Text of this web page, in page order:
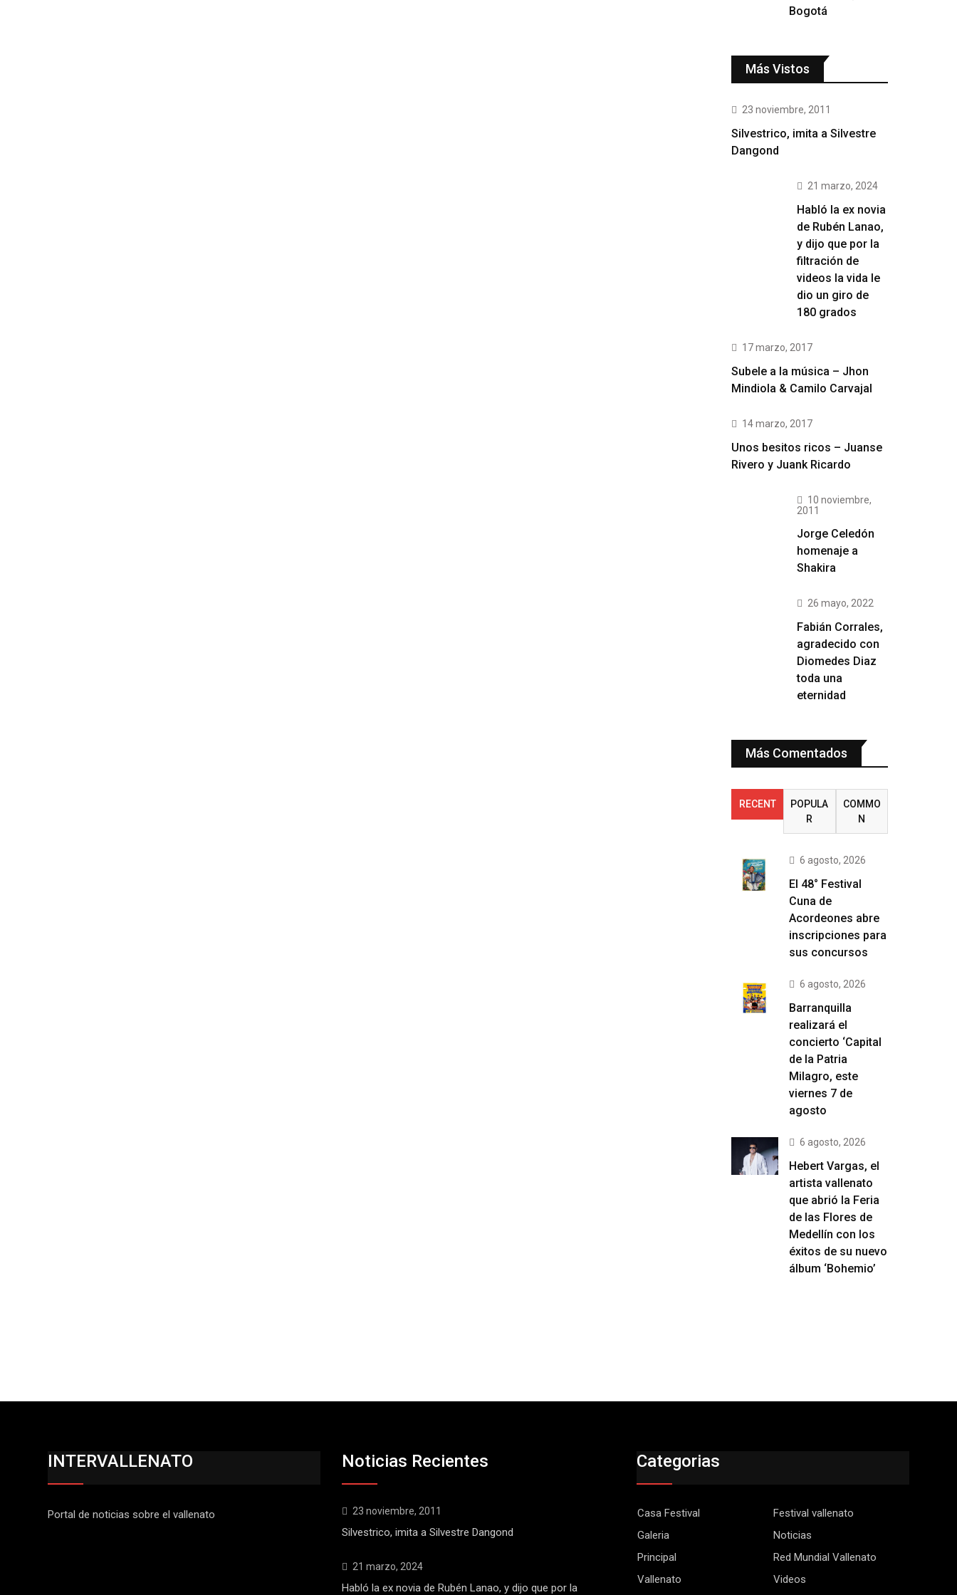
Bogotá
Más Vistos
23 noviembre, 2011
Silvestrico, imita a Silvestre
Dangond
21 marzo, 2024
Habló la ex novia
de Rubén Lanao,
y dijo que por la
filtración de
videos la vida le
dio un giro de
180 grados
17 marzo, 2017
Subele a la música – Jhon
Mindiola & Camilo Carvajal
14 marzo, 2017
Unos besitos ricos – Juanse
Rivero y Juank Ricardo
10 noviembre,
2011
Jorge Celedón
homenaje a
Shakira
26 mayo, 2022
Fabián Corrales,
agradecido con
Diomedes Diaz
toda una
eternidad
Más Comentados
RECENT
POPULA
R
COMMO
N
6 agosto, 2026
El 48° Festival
Cuna de
Acordeones abre
inscripciones para
sus concursos
6 agosto, 2026
Barranquilla
realizará el
concierto ‘Capital
de la Patria
Milagro, este
viernes 7 de
agosto
6 agosto, 2026
Hebert Vargas, el
artista vallenato
que abrió la Feria
de las Flores de
Medellín con los
éxitos de su nuevo
álbum ‘Bohemio’
INTERVALLENATO
Portal de noticias sobre el vallenato
Noticias Recientes
23 noviembre, 2011
Silvestrico, imita a Silvestre Dangond
21 marzo, 2024
Habló la ex novia de Rubén Lanao, y dijo que por la
Categorias
Casa Festival
Festival vallenato
Galeria
Noticias
Principal
Red Mundial Vallenato
Vallenato
Videos